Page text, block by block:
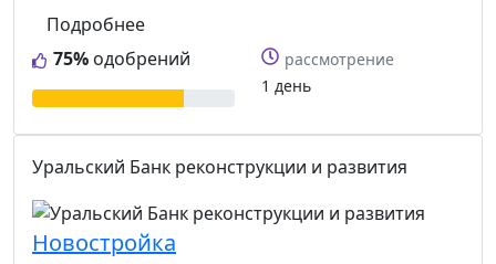
75% одобрений
Подробнее
рассмотрение
1 день
Уральский Банк реконструкции и развития
Новостройка